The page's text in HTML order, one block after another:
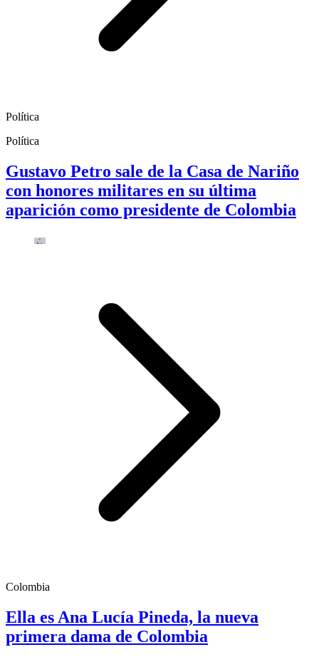
Política
Política
Gustavo Petro sale de la Casa de Nariño
con honores militares en su última
aparición como presidente de Colombia
Colombia
Ella es Ana Lucía Pineda, la nueva
primera dama de Colombia